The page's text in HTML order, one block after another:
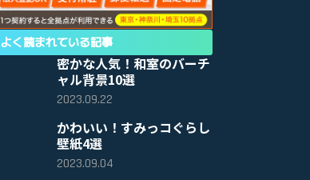
よく読まれている記事
密かな人気！和室のバーチ
ャル背景10選
2023.09.22
かわいい！すみっコぐらし
壁紙4選
2023.09.04